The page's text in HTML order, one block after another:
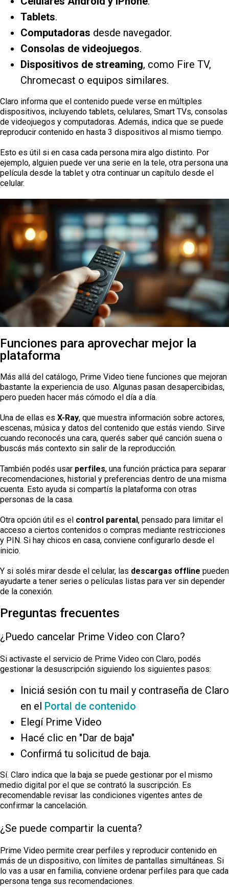
Tablets.
Computadoras desde navegador.
Consolas de videojuegos.
Dispositivos de streaming, como Fire TV,
Chromecast o equipos similares.
Claro informa que el contenido puede verse en múltiples
dispositivos, incluyendo tablets, celulares, Smart TVs, consolas
de videojuegos y computadoras. Además, indica que se puede
reproducir contenido en hasta 3 dispositivos al mismo tiempo.
Esto es útil si en casa cada persona mira algo distinto. Por
ejemplo, alguien puede ver una serie en la tele, otra persona una
película desde la tablet y otra continuar un capítulo desde el
celular.
Funciones para aprovechar mejor la
plataforma
Más allá del catálogo, Prime Video tiene funciones que mejoran
bastante la experiencia de uso. Algunas pasan desapercibidas,
pero pueden hacer más cómodo el día a día.
Una de ellas es X-Ray, que muestra información sobre actores,
escenas, música y datos del contenido que estás viendo. Sirve
cuando reconocés una cara, querés saber qué canción suena o
buscás más contexto sin salir de la reproducción.
También podés usar perfiles, una función práctica para separar
recomendaciones, historial y preferencias dentro de una misma
cuenta. Esto ayuda si compartís la plataforma con otras
personas de la casa.
Otra opción útil es el control parental, pensado para limitar el
acceso a ciertos contenidos o compras mediante restricciones
y PIN. Si hay chicos en casa, conviene configurarlo desde el
inicio.
Y si solés mirar desde el celular, las descargas offline pueden
ayudarte a tener series o películas listas para ver sin depender
de la conexión.
Preguntas frecuentes
¿Puedo cancelar Prime Video con Claro?
Si activaste el servicio de Prime Video con Claro, podés
gestionar la desuscripción siguiendo los siguientes pasos:
Iniciá sesión con tu mail y contraseña de Claro
en el Portal de contenido
Elegí Prime Video
Hacé clic en "Dar de baja"
Confirmá tu solicitud de baja.
Sí. Claro indica que la baja se puede gestionar por el mismo
medio digital por el que se contrató la suscripción. Es
recomendable revisar las condiciones vigentes antes de
confirmar la cancelación.
¿Se puede compartir la cuenta?
Prime Video permite crear perfiles y reproducir contenido en
más de un dispositivo, con límites de pantallas simultáneas. Si
lo vas a usar en familia, conviene ordenar perfiles para que cada
persona tenga sus recomendaciones.